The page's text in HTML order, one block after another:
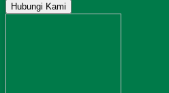
Hubungi Kami